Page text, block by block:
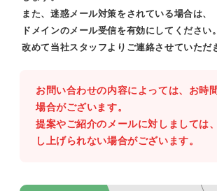
また、迷惑メール対策をされている場合は、
ドメインのメール受信を有効にしてください。
改めて当社スタッフよりご連絡させていただ
お問い合わせの内容によっては、お時
場合がございます。
提案やご紹介のメールに対しましては
し上げられない場合がございます。